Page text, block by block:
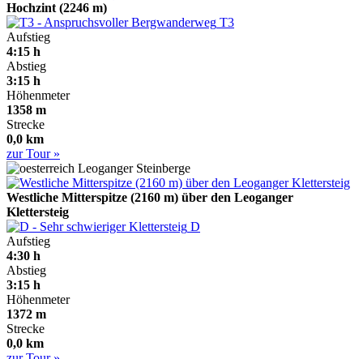
Hochzint (2246 m)
T3
Aufstieg
4:15 h
Abstieg
3:15 h
Höhenmeter
1358 m
Strecke
0,0 km
zur Tour »
Leoganger Steinberge
Westliche Mitterspitze (2160 m) über den Leoganger
Klettersteig
D
Aufstieg
4:30 h
Abstieg
3:15 h
Höhenmeter
1372 m
Strecke
0,0 km